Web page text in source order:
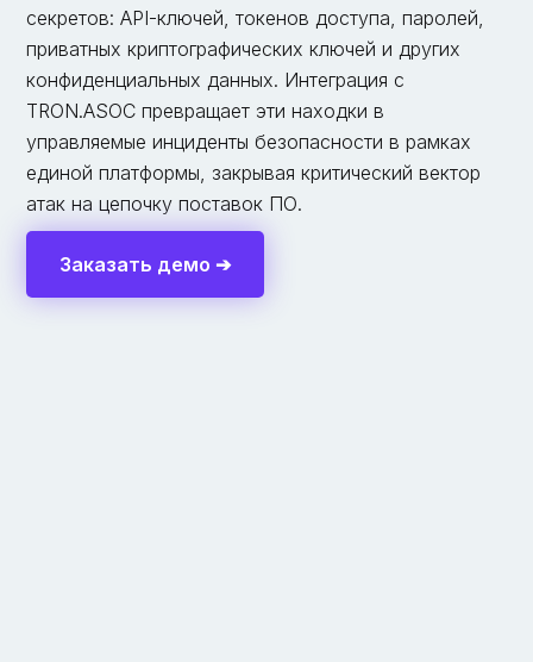
секретов: API-ключей, токенов доступа, паролей,
приватных криптографических ключей и других
конфиденциальных данных. Интеграция с
TRON.ASOC превращает эти находки в
управляемые инциденты безопасности в рамках
единой платформы, закрывая критический вектор
атак на цепочку поставок ПО.
Заказать демо ➔